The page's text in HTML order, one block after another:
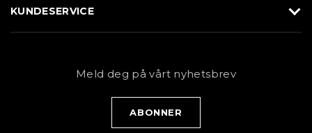
Løp
Sykkel
KUNDESERVICE
PersonvernerklæringMeld deg på vårt nyhetsbrev